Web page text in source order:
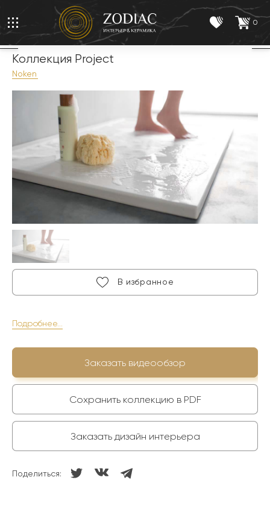
0
Коллекция Project
Noken
В избранное
Подробнее...
Заказать видеообзор
Сохранить коллекцию в PDF
Заказать дизайн интерьера
Поделиться: